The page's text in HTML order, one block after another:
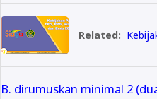
Related:
B. dirumuskan minimal 2